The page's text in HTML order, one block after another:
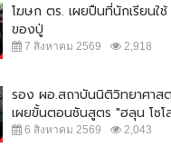
โฆษก ตร. เผยปืนที่นักเรียนใช้
ของปู่
7 สิงหาคม 2569 2,918
รอง ผอ.สถาบันนิติวิทยาศาส
เผยขั้นตอนชันสูตร "ฮลุน โซโ
6 สิงหาคม 2569 2,043